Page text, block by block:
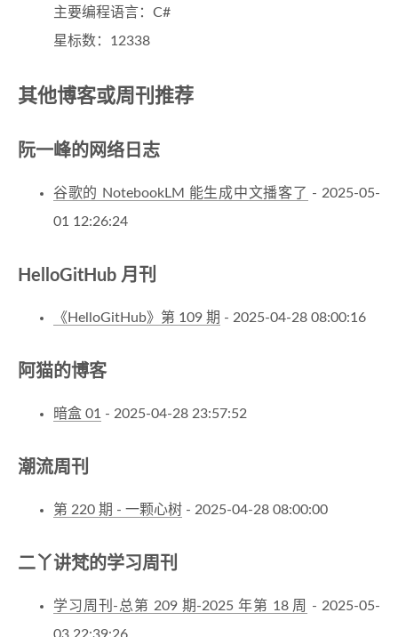
主要编程语言：C#
星标数：12338
其他博客或周刊推荐
阮一峰的网络日志
谷歌的 NotebookLM 能生成中文播客了 - 2025-05-
01 12:26:24
HelloGitHub 月刊
《HelloGitHub》第 109 期 - 2025-04-28 08:00:16
阿猫的博客
暗盒 01 - 2025-04-28 23:57:52
潮流周刊
第 220 期 - 一颗心树 - 2025-04-28 08:00:00
二丫讲梵的学习周刊
学习周刊-总第 209 期-2025 年第 18 周
- 2025-05-